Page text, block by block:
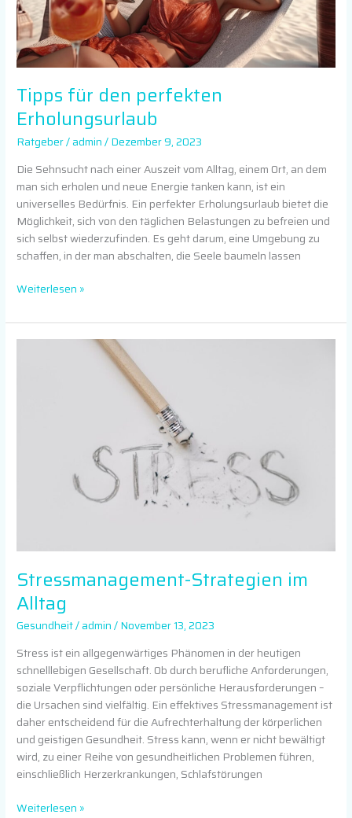
Tipps für den perfekten
Erholungsurlaub
Ratgeber/admin/Dezember 9, 2023
Die Sehnsucht nach einer Auszeit vom Alltag, einem Ort, an dem
man sich erholen und neue Energie tanken kann, ist ein
universelles Bedürfnis. Ein perfekter Erholungsurlaub bietet die
Möglichkeit, sich von den täglichen Belastungen zu befreien und
sich selbst wiederzufinden. Es geht darum, eine Umgebung zu
schaffen, in der man abschalten, die Seele baumeln lassen
Weiterlesen »
Stressmanagement-Strategien im
Alltag
Gesundheit/admin/November 13, 2023
Stress ist ein allgegenwärtiges Phänomen in der heutigen
schnelllebigen Gesellschaft. Ob durch berufliche Anforderungen,
soziale Verpflichtungen oder persönliche Herausforderungen –
die Ursachen sind vielfältig. Ein effektives Stressmanagement ist
daher entscheidend für die Aufrechterhaltung der körperlichen
und geistigen Gesundheit. Stress kann, wenn er nicht bewältigt
wird, zu einer Reihe von gesundheitlichen Problemen führen,
einschließlich Herzerkrankungen, Schlafstörungen
Stressmanagement-
Weiterlesen »